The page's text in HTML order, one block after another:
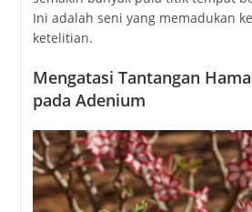
Ini adalah seni yang memadukan
ketelitian.
Mengatasi Tantangan
pada Adenium